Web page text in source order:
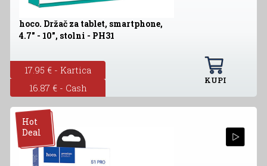
hoco. Držač za tablet, smartphone,
4.7" - 10", stolni - PH31
17.95 € - Kartica
16.87 € - Cash
KUPI
Hot
Deal